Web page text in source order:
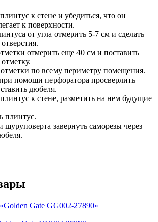
к стене и убедиться, что он
к поверхности.
от угла отмерить 5-7 см и сделать
отмерить еще 40 см и поставить
по всему периметру помещения.
помощи перфоратора просверлить
дюбеля.
к стене, разметить на нем будущие
плинтус.
завернуть саморезы через